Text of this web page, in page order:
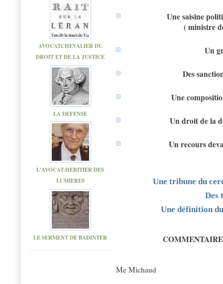
AVOCATCHEVALIER DU
DROIT ET DE LA JUSTICE
LA DEFENSE
L'AVOCAT:HERITIER DES
LUMIERES
LE SERMENT DE BADINTER
Une saisine
( ministre
Un
Des
Une
Un droit de la
Un recours
Une tribune du
Des
Une définition
Me Michaud